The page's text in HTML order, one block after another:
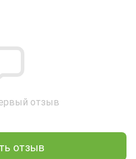
отзыв
отзыв